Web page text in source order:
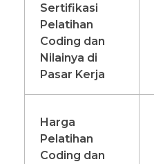
Sertifikasi
Pelatihan
Coding dan
Nilainya di
Pasar Kerja
Harga
Pelatihan
Coding dan